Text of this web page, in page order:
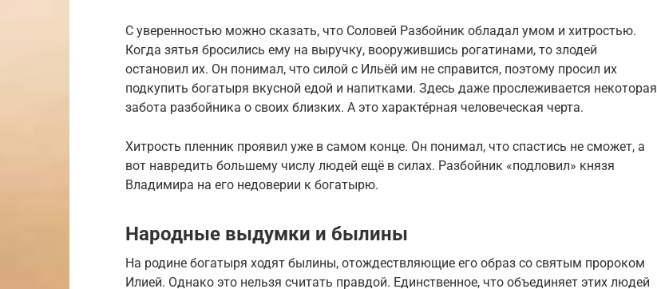
С уверенностью можно сказать, что Соловей Разбойник обладал умом и хитростью.
Когда зятья бросились ему на выручку, вооружившись рогатинами, то злодей
остановил их. Он понимал, что силой с Ильёй им не справится, поэтому просил их
подкупить богатыря вкусной едой и напитками. Здесь даже прослеживается некоторая
забота разбойника о своих близких. А это характе́рная человеческая черта.
Хитрость пленник проявил уже в самом конце. Он понимал, что спастись не сможет, а
вот навредить большему числу людей ещё в силах. Разбойник «подловил» князя
Владимира на его недоверии к богатырю.
Народные выдумки и былины
На родине богатыря ходят былины, отождествляющие его образ со святым пророком
Илией. Однако это нельзя считать правдой. Единственное, что объединяет этих людей